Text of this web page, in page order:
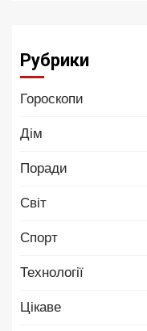
Рубрики
Гороскопи
Дім
Поради
Світ
Спорт
Технології
Цікаве